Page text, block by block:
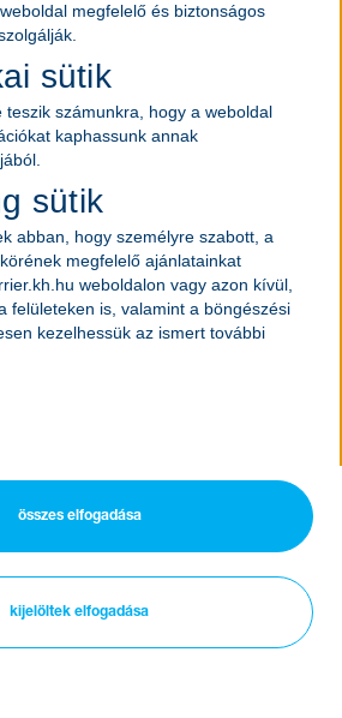
megfelelő és biztonságos
sütik
teszik számunkra, hogy a weboldal
kaphassunk annak
sütik
abban, hogy személyre szabott, a
megfelelő ajánlatainkat
weboldalon vagy azon kívül,
felületeken is, valamint a böngészési
kezelhessük az ismert további
összes elfogadása
kijelöltek elfogadása
tájékoztató
regisztráció
nexum